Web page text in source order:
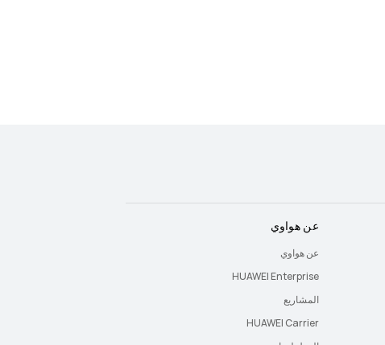
عن هواوي
عن هواوي
HUAWEI Enterprise
المشاريع
HUAWEI Carrier